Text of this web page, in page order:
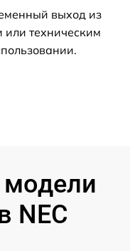
выход из
или техническим
NEC